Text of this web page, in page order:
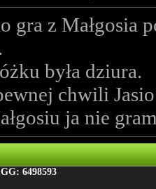
gra z Małgosia
była dziura.
chwili
ja nie
6498593